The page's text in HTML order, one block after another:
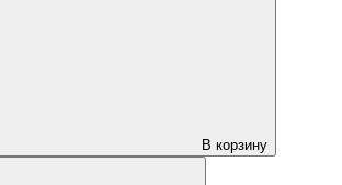
В корзину